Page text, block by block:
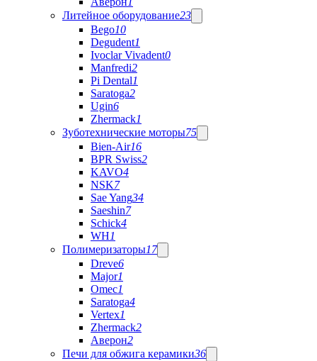
Литейное оборудование23
Bego10
Degudent1
Ivoclar Vivadent0
Manfredi2
Pi Dental1
Saratoga2
Ugin6
Zhermack1
Зуботехнические моторы75
Bien-Air16
BPR Swiss2
KAVO4
NSK7
Sae Yang34
Saeshin7
Schick4
WH1
Полимеризаторы17
Dreve6
Major1
Omec1
Saratoga4
Vertex1
Zhermack2
Аверон2
Печи для обжига керамики36